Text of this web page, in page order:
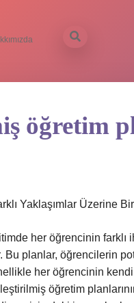
öğretim
Yaklaşımlar Üzerine
her öğrencinin farklı
Bu planlar, öğrencilerin
her öğrencinin
öğretim